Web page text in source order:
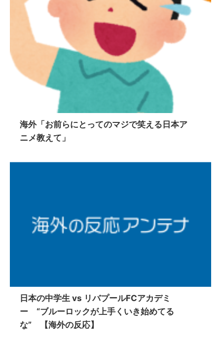
海外「お前らにとってのマジで笑える日本ア
ニメ教えて」
日本の中学生 vs リバプールFCアカデミ
ー “ブルーロックが上手くいき始めてる
な” 【海外の反応】